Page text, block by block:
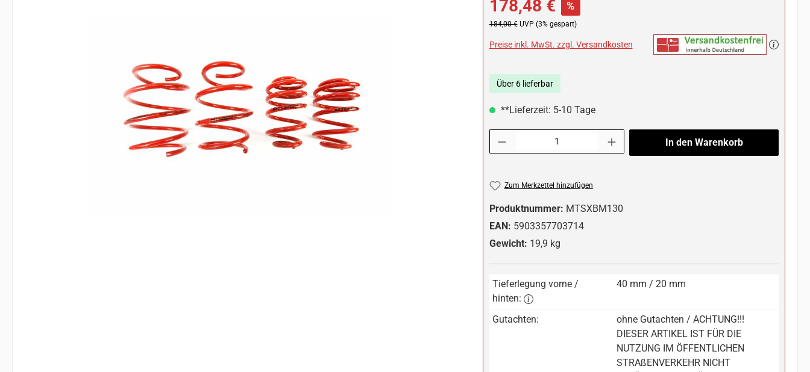
178,48 € %
Regulärer Preis:
184,00 € UVP (3% gespart)
Preise inkl. MwSt. zzgl. Versandkosten
Über 6 lieferbar
**Lieferzeit: 5-10 Tage
In den Warenkorb
Zum Merkzettel hinzufügen
Produktnummer: MTSXBM130
EAN: 5903357703714
Gewicht: 19,9 kg
Tieferlegung vorne /
hinten:
40 mm / 20 mm
Gutachten:
ohne Gutachten / ACHTUNG!!!
DIESER ARTIKEL IST FÜR DIE
NUTZUNG IM ÖFFENTLICHEN
STRAßENVERKEHR NICHT